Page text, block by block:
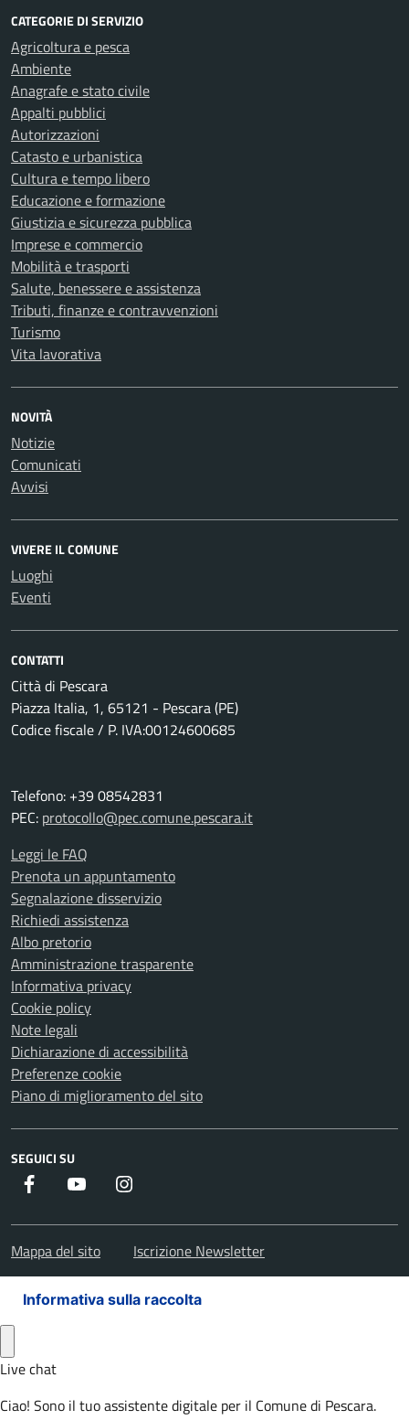
CATEGORIE DI SERVIZIO
Agricoltura e pesca
Ambiente
Anagrafe e stato civile
Appalti pubblici
Autorizzazioni
Catasto e urbanistica
Cultura e tempo libero
Educazione e formazione
Giustizia e sicurezza pubblica
Imprese e commercio
Mobilità e trasporti
Salute, benessere e assistenza
Tributi, finanze e contravvenzioni
Turismo
Vita lavorativa
NOVITÀ
Notizie
Comunicati
Avvisi
VIVERE IL COMUNE
Luoghi
Eventi
CONTATTI
Città di Pescara
Piazza Italia, 1, 65121 - Pescara (PE)
Codice fiscale / P. IVA:00124600685
Telefono: +39 08542831
PEC: protocollo@pec.comune.pescara.it
Leggi le FAQ
Prenota un appuntamento
Segnalazione disservizio
Richiedi assistenza
Albo pretorio
Amministrazione trasparente
Informativa privacy
Cookie policy
Note legali
Dichiarazione di accessibilità
Preferenze cookie
Piano di miglioramento del sito
SEGUICI SU
Facebook Youtube
Mappa del sito Iscrizione Newsletter
Informativa sulla raccolta